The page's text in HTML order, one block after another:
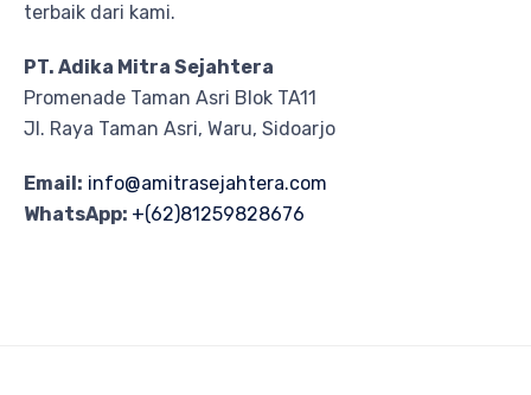
terbaik dari kami.
PT. Adika Mitra Sejahtera
Promenade Taman Asri Blok TA11
Jl. Raya Taman Asri, Waru, Sidoarjo
Email: info@amitrasejahtera.com
WhatsApp: +(62)81259828676